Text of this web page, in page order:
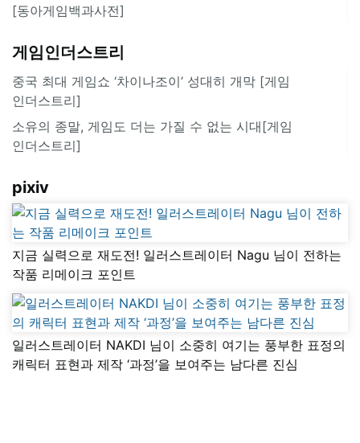
[동아게임백과사전]
게임인더스트리
중국 최대 게임쇼 ‘차이나조이’ 성대히 개막 [게임
인더스트리]
소유의 종말, 게임도 더는 가질 수 없는 시대[게임
인더스트리]
pixiv
지금 실력으로 재도전! 일러스트레이터 Nagu 님이 전하는
작품 리메이크 포인트
일러스트레이터 NAKDI 님이 소중히 여기는 풍부한 표정의
캐릭터 표현과 제작 ‘과정’을 보여주는 남다른 진심